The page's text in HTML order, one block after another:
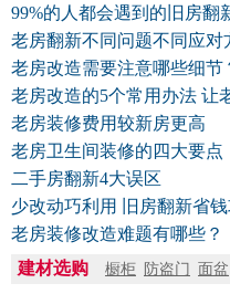
99%的人都会遇到的旧房翻
老房翻新不同问题不同应对
老房改造需要注意哪些细节
老房改造的5个常用办法 让
老房装修费用较新房更高
老房卫生间装修的四大要点
二手房翻新4大误区
少改动巧利用 旧房翻新省
老房装修改造难题有哪些？
建材选购
橱柜 防盗门 面盆